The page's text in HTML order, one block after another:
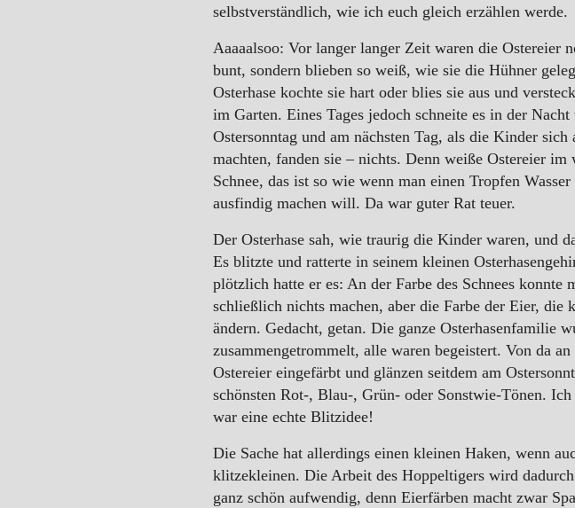
SOMMER
WINTER
selbstverständlich, wie ich euch gleich erzählen werde.
Aaaaalsoo: Vor langer langer Zeit waren die Ostereier
bunt, sondern blieben so weiß, wie sie die Hühner
Osterhase kochte sie hart oder blies sie aus und
im Garten. Eines Tages jedoch schneite es in der
Ostersonntag und am nächsten Tag, als die Kinder sich
machten, fanden sie – nichts. Denn weiße Ostereier im
Schnee, das ist so wie wenn man einen Tropfen Wasser
ausfindig machen will. Da war guter Rat teuer.
Der Osterhase sah, wie traurig die Kinder waren, und
Es blitzte und ratterte in seinem kleinen
plötzlich hatte er es: An der Farbe des Schnees konnte
schließlich nichts machen, aber die Farbe der Eier, die
ändern. Gedacht, getan. Die ganze Osterhasenfamilie
zusammengetrommelt, alle waren begeistert. Von da
Ostereier eingefärbt und glänzen seitdem am
schönsten Rot-, Blau-, Grün- oder Sonstwie-Tönen.
war eine echte Blitzidee!
Die Sache hat allerdings einen kleinen Haken, wenn
klitzekleinen. Die Arbeit des Hoppeltigers wird
ganz schön aufwendig, denn Eierfärben macht zwar